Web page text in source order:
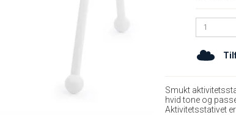
Smukt
hvid tone og
Aktivitetsstativet